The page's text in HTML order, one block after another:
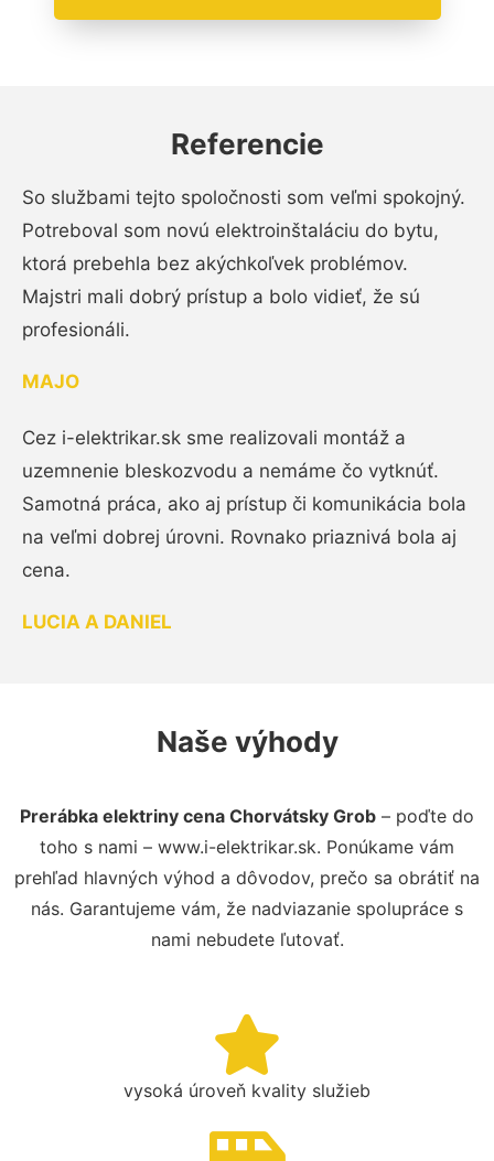
Referencie
So službami tejto spoločnosti som veľmi spokojný.
Potreboval som novú elektroinštaláciu do bytu,
ktorá prebehla bez akýchkoľvek problémov.
Majstri mali dobrý prístup a bolo vidieť, že sú
profesionáli.
MAJO
Cez i-elektrikar.sk sme realizovali montáž a
uzemnenie bleskozvodu a nemáme čo vytknúť.
Samotná práca, ako aj prístup či komunikácia bola
na veľmi dobrej úrovni. Rovnako priaznivá bola aj
cena.
LUCIA A DANIEL
Naše výhody
Prerábka elektriny cena Chorvátsky Grob – poďte do
toho s nami – www.i-elektrikar.sk. Ponúkame vám
prehľad hlavných výhod a dôvodov, prečo sa obrátiť na
nás. Garantujeme vám, že nadviazanie spolupráce s
nami nebudete ľutovať.
vysoká úroveň kvality služieb